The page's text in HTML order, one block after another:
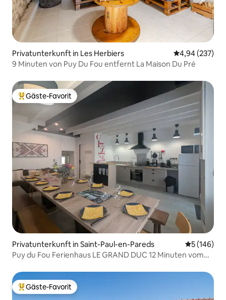
Privatunterkunft in Les Herbiers
4,94 (237)
9 Minuten von Puy Du Fou entfernt La Maison Du Pré
Beliebter Gäste-Favorit.
Gäste-Favorit
Privatunterkunft in Saint-Paul-en-Pareds
5 (146)
Puy du Fou Ferienhaus LE GRAND DUC 12 Minuten vom
Beliebter Gäste-Favorit.
Gäste-Favorit